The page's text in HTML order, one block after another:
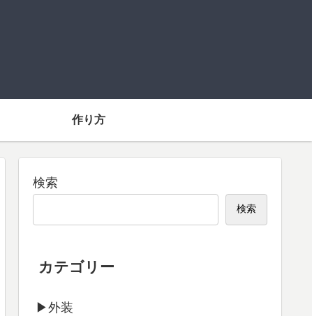
作り方
検索
検索
カテゴリー
▶外装